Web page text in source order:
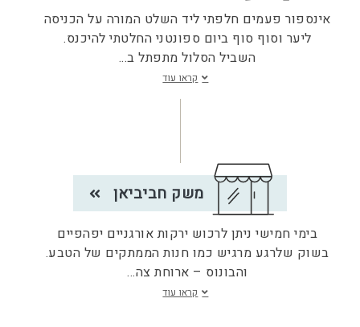
אינספור פעמים חלפתי ליד השלט המורה על הכניסה
ליער וסוף סוף ביום ספונטני החלטתי להיכנס.
השביל הסלול מתפתל ב...
קראו עוד
משק חביביאן
בימי חמישי ניתן לרכוש ירקות אורגניים יפהפיים
בשוק שלרגע מרגיש כמו חנות הממתקים של הטבע.
והבונוס – ארוחת צה...
קראו עוד